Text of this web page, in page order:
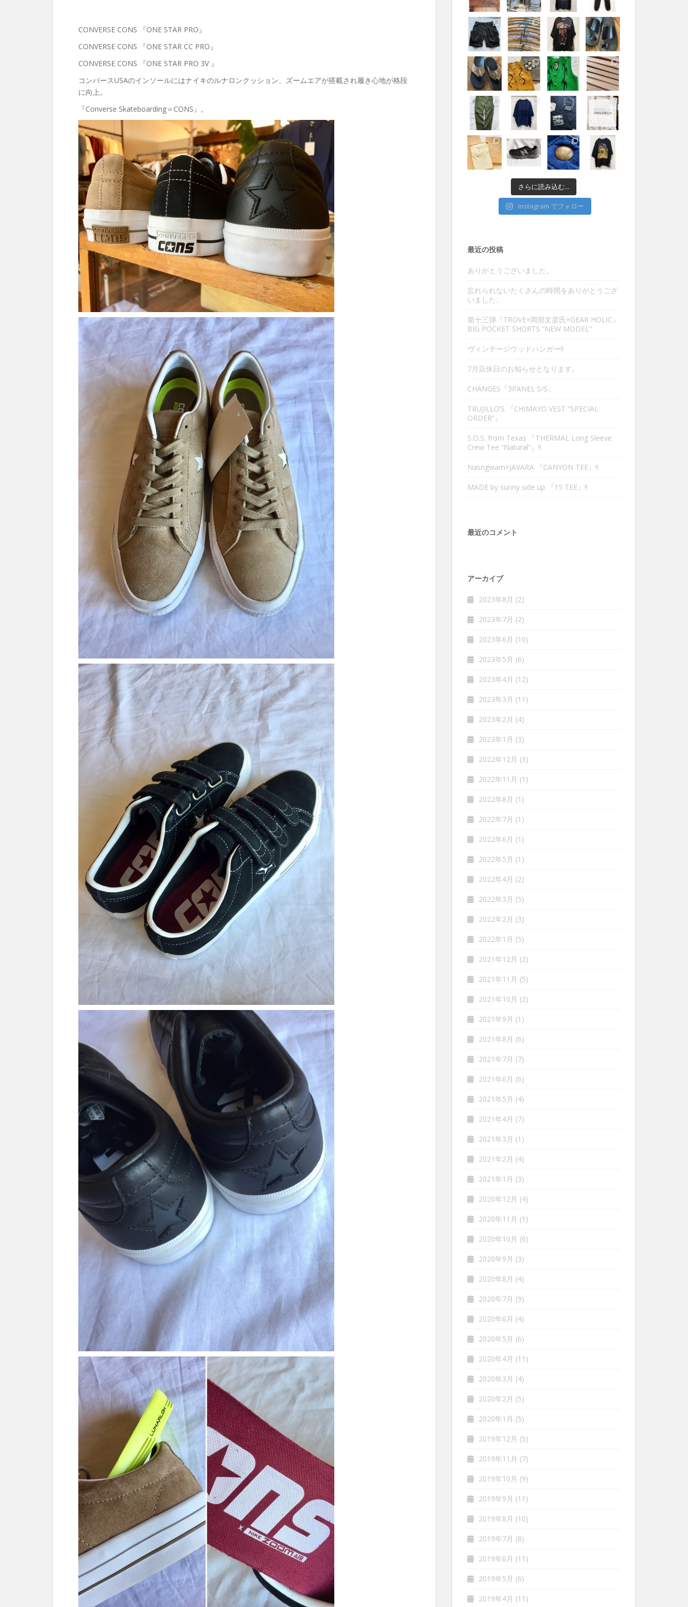
CONVERSE CONS 『ONE STAR PRO』
CONVERSE CONS 『ONE STAR CC PRO』
CONVERSE CONS 『ONE STAR PRO 3V 』
コンバースUSAのインソールにはナイキのルナロンクッション、ズームエアが搭載され履き心地が格段
に向上。
『Converse Skateboarding＝CONS』。
さらに読み込む...
Instagram でフォロー
最近の投稿
ありがとうございました。
忘れられないたくさんの時間をありがとうござ
いました。
第十三弾『TROVE×岡部文彦氏×GEAR HOLIC』
BIG POCKET SHORTS “NEW MODEL”
ヴィンテージウッドハンガー‼︎
7月店休日のお知らせとなります。
CHANGES『3PANEL S/S』
TRUJILLO’S 『CHIMAYO VEST “SPECIAL
ORDER”』
S.O.S. from Texas 『THERMAL Long Sleeve
Crew Tee “Natural”』‼︎
Nasngwam×JAVARA 『CANYON TEE』‼︎
MADE by sunny side up 『15 TEE』‼︎
最近のコメント
アーカイブ
2023年8月 (2)
2023年7月 (2)
2023年6月 (10)
2023年5月 (6)
2023年4月 (12)
2023年3月 (11)
2023年2月 (4)
2023年1月 (3)
2022年12月 (3)
2022年11月 (1)
2022年8月 (1)
2022年7月 (1)
2022年6月 (1)
2022年5月 (1)
2022年4月 (2)
2022年3月 (5)
2022年2月 (3)
2022年1月 (5)
2021年12月 (2)
2021年11月 (5)
2021年10月 (2)
2021年9月 (1)
2021年8月 (6)
2021年7月 (7)
2021年6月 (6)
2021年5月 (4)
2021年4月 (7)
2021年3月 (1)
2021年2月 (4)
2021年1月 (3)
2020年12月 (4)
2020年11月 (1)
2020年10月 (6)
2020年9月 (3)
2020年8月 (4)
2020年7月 (9)
2020年6月 (4)
2020年5月 (6)
2020年4月 (11)
2020年3月 (4)
2020年2月 (5)
2020年1月 (5)
2019年12月 (5)
2019年11月 (7)
2019年10月 (9)
2019年9月 (11)
2019年8月 (10)
2019年7月 (8)
2019年6月 (11)
2019年5月 (6)
2019年4月 (11)